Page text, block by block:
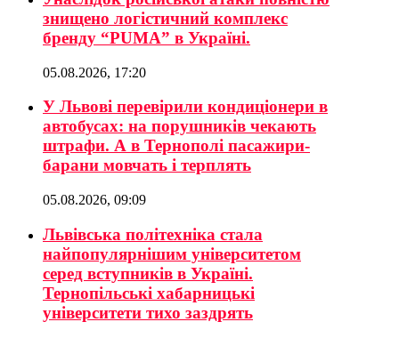
знищено логістичний комплекс
бренду “PUMA” в Україні.
05.08.2026, 17:20
У Львові перевірили кондиціонери в
автобусах: на порушників чекають
штрафи. А в Тернополі пасажири-
барани мовчать і терплять
05.08.2026, 09:09
Львівська політехніка стала
найпопулярнішим університетом
серед вступників в Україні.
Тернопільські хабарницькі
університети тихо заздрять